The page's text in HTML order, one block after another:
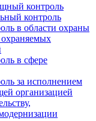
контроль
контроль
в области охраны
охраняемых
в сфере
за исполнением
организацией